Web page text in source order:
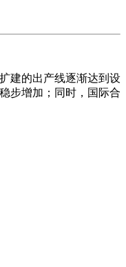
建的出产线逐渐达到设
步增加；同时，国际合